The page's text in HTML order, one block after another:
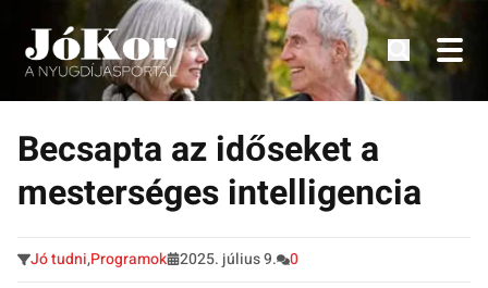
Tovább
tartalomra
Tudnivalók, érdekességek idősek számára.
Becsapta az időseket a
mesterséges intelligencia
Jó tudni,Programok 2025. július 9. 0